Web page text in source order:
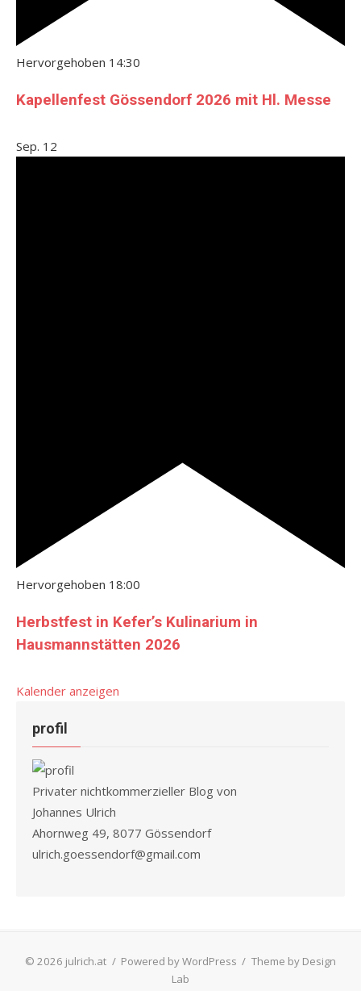
Hervorgehoben 14:30
Kapellenfest Gössendorf 2026 mit Hl. Messe
Sep. 12
Hervorgehoben 18:00
Herbstfest in Kefer’s Kulinarium in
Hausmannstätten 2026
Kalender anzeigen
profil
Privater nichtkommerzieller Blog von
Johannes Ulrich
Ahornweg 49, 8077 Gössendorf
ulrich.goessendorf@gmail.com
© 2026 julrich.at / Powered by WordPress / Theme by Design
Lab